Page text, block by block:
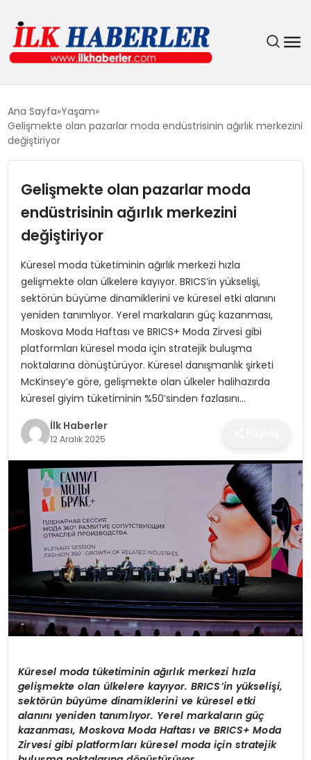
EĞITIM
GÜNDEM
MAGAZIN
SIYASET
SPOR
TEKNOLOJI
YAŞAM
Ana Sayfa Yaşam
Gelişmekte olan pazarlar moda endüstrisinin ağırlık merkezini
değiştiriyor
Gelişmekte olan pazarlar moda
endüstrisinin ağırlık merkezini
değiştiriyor
Küresel moda tüketiminin ağırlık merkezi hızla
gelişmekte olan ülkelere kayıyor. BRICS’in yükselişi,
sektörün büyüme dinamiklerini ve küresel etki alanını
yeniden tanımlıyor. Yerel markaların güç kazanması,
Moskova Moda Haftası ve BRICS+ Moda Zirvesi gibi
platformları küresel moda için stratejik buluşma
noktalarına dönüştürüyor. Küresel danışmanlık şirketi
McKinsey’e göre, gelişmekte olan ülkeler halihazırda
küresel giyim tüketiminin %50’sinden fazlasını…
İlk Haberler
12 Aralık 2025
Küresel moda tüketiminin ağırlık merkezi hızla
gelişmekte olan ülkelere kayıyor. BRICS’in yükselişi,
sektörün büyüme dinamiklerini ve küresel etki
alanınıyeniden tanımlıyor. Yerel markaların güç
kazanması, Moskova Moda Haftası ve BRICS+ Moda
Zirvesi gibi platformları küresel moda için stratejik